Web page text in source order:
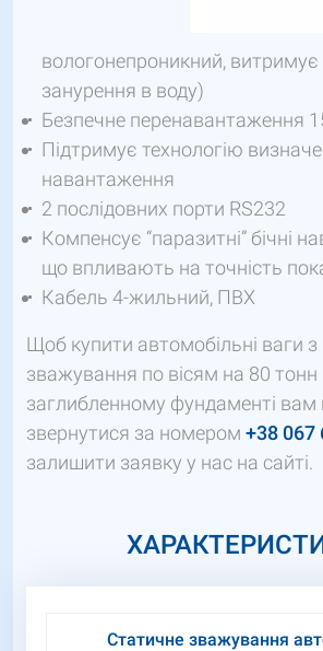
вологонепроникний,
занурення в воду)
Безпечне перенавантаження
Підтримує технологію
навантаження
2 послідовних порти RS232
Компенсує “паразитні” бічні
що впливають на точність
Кабель 4-жильний, ПВХ
Щоб купити автомобільні ваги
зважування по вісям на 80 тонн
заглибленному фундаменті вам
звернутися за номером +38 067
залишити заявку у нас на сайті.
Статичне зважування